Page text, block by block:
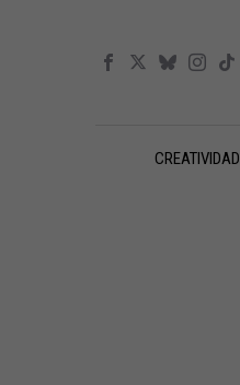
CREATIVIDAD